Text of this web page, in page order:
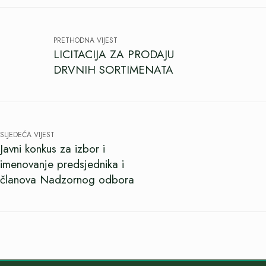
PRETHODNA VIJEST
LICITACIJA ZA PRODAJU
DRVNIH SORTIMENATA
SLJEDEĆA VIJEST
Javni konkus za izbor i
imenovanje predsjednika i
članova Nadzornog odbora